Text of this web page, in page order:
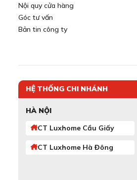
Nội quy cửa hàng
Góc tư vấn
Bản tin công ty
HỆ THỐNG CHI NHÁNH
HÀ NỘI
CT Luxhome Cầu Giấy
CT Luxhome Hà Đông